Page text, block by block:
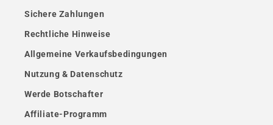
Sichere Zahlungen
Rechtliche Hinweise
Allgemeine Verkaufsbedingungen
Nutzung & Datenschutz
Werde Botschafter
Affiliate-Programm